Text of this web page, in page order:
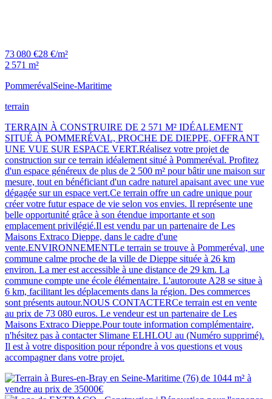
73 080 €28 €/m²
2 571 m²
PommerévalSeine-Maritime
terrain
TERRAIN À CONSTRUIRE DE 2 571 M² IDÉALEMENT
SITUÉ À POMMERÉVAL, PROCHE DE DIEPPE, OFFRANT
UNE VUE SUR ESPACE VERT.Réalisez votre projet de
construction sur ce terrain idéalement situé à Pommeréval. Profitez
d'un espace généreux de plus de 2 500 m² pour bâtir une maison sur
mesure, tout en bénéficiant d'un cadre naturel apaisant avec une vue
dégagée sur un espace vert.Ce terrain offre un cadre unique pour
créer votre futur espace de vie selon vos envies. Il représente une
belle opportunité grâce à son étendue importante et son
emplacement privilégié.Il est vendu par un partenaire de Les
Maisons Extraco Dieppe, dans le cadre d'une
vente.ENVIRONNEMENTLe terrain se trouve à Pommeréval, une
commune calme proche de la ville de Dieppe située à 26 km
environ. La mer est accessible à une distance de 29 km. La
commune compte une école élémentaire. L'autoroute A28 se situe à
6 km, facilitant les déplacements dans la région. Des commerces
sont présents autour.NOUS CONTACTERCe terrain est en vente
au prix de 73 080 euros. Le vendeur est un partenaire de Les
Maisons Extraco Dieppe.Pour toute information complémentaire,
n'hésitez pas à contacter Slimane ELHLOU au (Numéro supprimé).
Il est à votre disposition pour répondre à vos questions et vous
accompagner dans votre projet.